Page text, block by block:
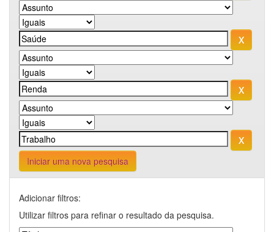
Iniciar uma nova pesquisa
Adicionar filtros:
Utilizar filtros para refinar o resultado da pesquisa.